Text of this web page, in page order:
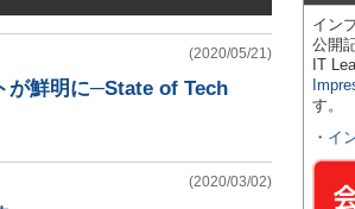
(2020/05/21)
が鮮明に─State of Tech
(2020/03/02)
イン
公開
IT
す。
・ イ